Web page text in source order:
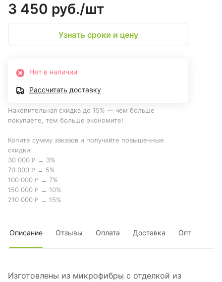
3 450 руб./шт
Узнать сроки и цену
Нет в наличии
Рассчитать доставку
Накопительная скидка до 15% — чем больше
покупаете, тем больше экономите!
Копите сумму заказов и получайте повышенные
скидки:
30 000 ₽ → 3%
70 000 ₽ → 5%
100 000 ₽ → 7%
150 000 ₽ → 10%
210 000 ₽ → 15%
Описание Отзывы Оплата Доставка Опт
Изготовлены из микрофибры с отделкой из